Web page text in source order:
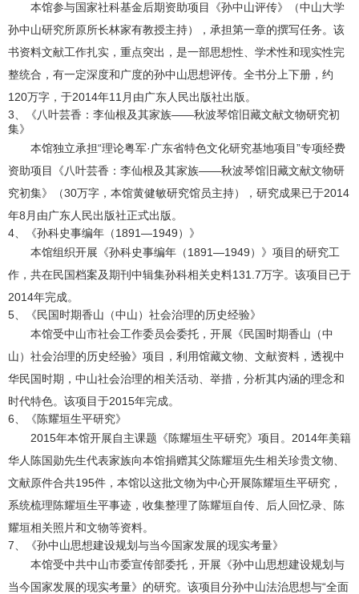
本馆参与国家社科基金后期资助项目《孙中山评传》（中山大学
孙中山研究所原所长林家有教授主持），承担第一章的撰写任务。该
书资料文献工作扎实，重点突出，是一部思想性、学术性和现实性完
整统合，有一定深度和广度的孙中山思想评传。全书分上下册，约
120万字，于2014年11月由广东人民出版社出版。
3、《八叶芸香：李仙根及其家族——秋波琴馆旧藏文献文物研究初
集》
本馆独立承担“理论粤军·广东省特色文化研究基地项目”专项经费
资助项目《八叶芸香：李仙根及其家族——秋波琴馆旧藏文献文物研
究初集》（30万字，本馆黄健敏研究馆员主持），研究成果已于2014
年8月由广东人民出版社正式出版。
4、《孙科史事编年（1891—1949）》
本馆组织开展《孙科史事编年（1891—1949）》项目的研究工
作，共在民国档案及期刊中辑集孙科相关史料131.7万字。该项目已于
2014年完成。
5、《民国时期香山（中山）社会治理的历史经验》
本馆受中山市社会工作委员会委托，开展《民国时期香山（中
山）社会治理的历史经验》项目，利用馆藏文物、文献资料，透视中
华民国时期，中山社会治理的相关活动、举措，分析其内涵的理念和
时代特色。该项目于2015年完成。
6、《陈耀垣生平研究》
2015年本馆开展自主课题《陈耀垣生平研究》项目。2014年美籍
华人陈国勋先生代表家族向本馆捐赠其父陈耀垣先生相关珍贵文物、
文献原件合共195件，本馆以这批文物为中心开展陈耀垣生平研究，
系统梳理陈耀垣生平事迹，收集整理了陈耀垣自传、后人回忆录、陈
耀垣相关照片和文物等资料。
7、《孙中山思想建设规划与当今国家发展的现实考量》
本馆受中共中山市委宣传部委托，开展《孙中山思想建设规划与
当今国家发展的现实考量》的研究。该项目分孙中山法治思想与“全面